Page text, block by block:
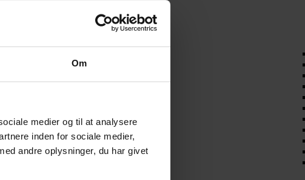
Om
medier og til at analysere
inden for sociale medier,
andre oplysninger, du har givet